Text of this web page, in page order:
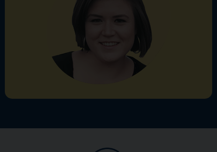
Ahoj, jmenuji se Meghan a pocházím z Bostonu ve
Spojených státech. V Praze působím jako lektorka
angličtiny, vyučuji už od roku 2016. Jsem zábavná a
energická lektorka, v mých lekcích se rozhodně
nebudete nudit. Ve volném čase ráda čtu, háčkuji a